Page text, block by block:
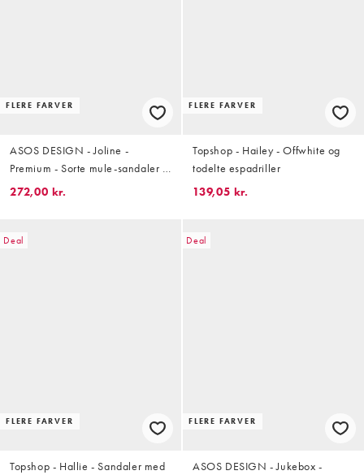
FLERE FARVER
ASOS DESIGN - Joline -
Premium - Sorte mule-sandaler i
læder i espadrille-stil
272,00 kr.
FLERE FARVER
Topshop - Hailey - Offwhite og
todelte espadriller
139,05 kr.
Deal
FLERE FARVER
Topshop - Hallie - Sandaler med
Deal
FLERE FARVER
ASOS DESIGN - Jukebox -